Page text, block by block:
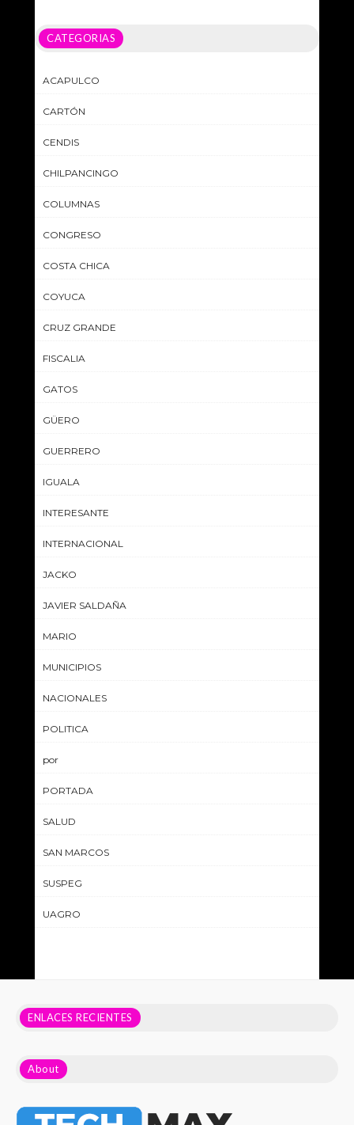
CATEGORIAS
ACAPULCO
CARTÓN
CENDIS
CHILPANCINGO
COLUMNAS
CONGRESO
COSTA CHICA
COYUCA
CRUZ GRANDE
FISCALIA
GATOS
GÜERO
GUERRERO
IGUALA
INTERESANTE
INTERNACIONAL
JACKO
JAVIER SALDAÑA
MARIO
MUNICIPIOS
NACIONALES
POLITICA
por
PORTADA
SALUD
SAN MARCOS
SUSPEG
UAGRO
ENLACES RECIENTES
About